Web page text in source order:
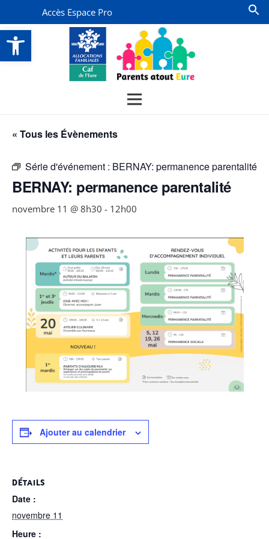
Ouvrir la barre d’outils
Accès Espace Pro
« Tous les Évènements
Série d'événement : BERNAY: permanence parentalité
BERNAY: permanence parentalité
novembre 11 @ 8h30 - 12h00
Ajouter au calendrier
DÉTAILS
Date :
novembre 11
Heure :